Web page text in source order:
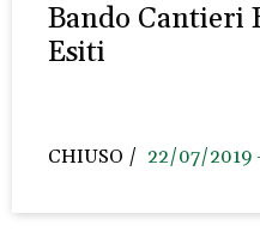
Bando Cantieri
Esiti
CHIUSO 22/07/2019